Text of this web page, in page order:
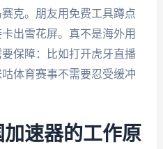
克。朋友用免费工具蹲点
出雪花屏。真不是海外用
保障：比如打开虎牙直播
体育赛事不需要忍受缓冲
速器的工作原